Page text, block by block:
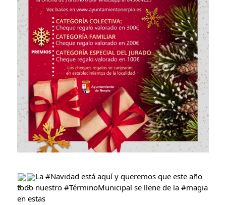
La #Navidad está aquí y queremos que este año
todo nuestro #TérminoMunicipal se llene de la #magia
en estas